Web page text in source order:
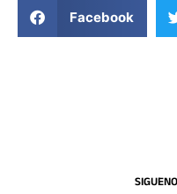
Facebook